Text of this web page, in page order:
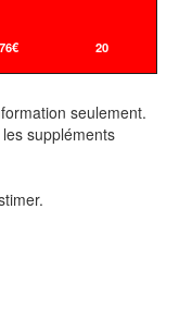
20
seulement.
suppléments